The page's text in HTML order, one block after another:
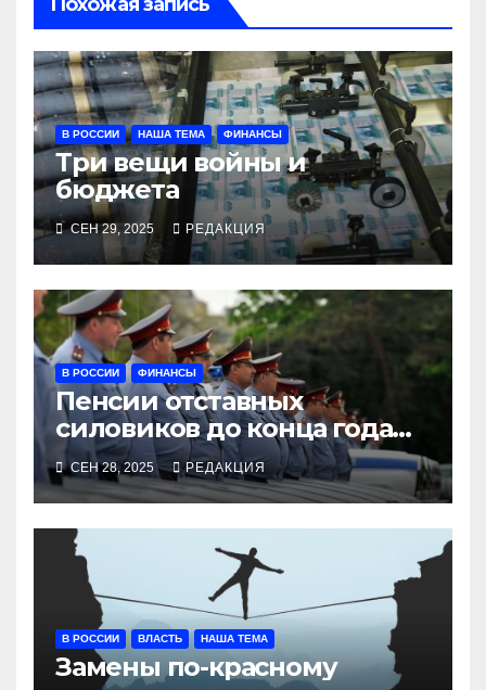
В РОССИИ НАША ТЕМА ФИНАНСЫ
Три вещи войны и
бюджета
СЕН 29, 2025 РЕДАКЦИЯ
В РОССИИ ФИНАНСЫ
Пенсии отставных
силовиков до конца года
повысятся вместе с
окладами действующих
СЕН 28, 2025 РЕДАКЦИЯ
В РОССИИ ВЛАСТЬ НАША ТЕМА
Замены по-красному